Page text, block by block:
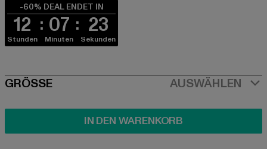
-60% DEAL ENDET IN
12
Stunden
07
Minuten
23
Sekunden
SIZE
GRÖSSE AUSWÄHLEN
IN DEN WARENKORB